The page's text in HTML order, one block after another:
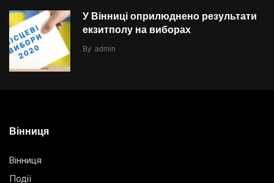
У Вінниці оприлюднено результати
екзитполу на виборах
By admin
Вінниця
Вінниця
Події